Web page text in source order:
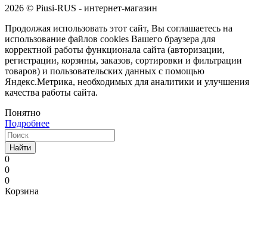
2026 © Piusi-RUS - интернет-магазин
Продолжая использовать этот сайт, Вы соглашаетесь на
использование файлов cookies Вашего браузера для
корректной работы функционала сайта (авторизации,
регистрации, корзины, заказов, сортировки и фильтрации
товаров) и пользовательских данных с помощью
Яндекс.Метрика, необходимых для аналитики и улучшения
качества работы сайта.
Понятно
Подробнее
Найти
0
0
0
Корзина